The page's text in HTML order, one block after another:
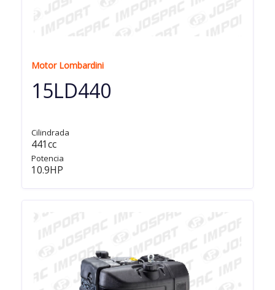
Motor Lombardini
15LD440
Cilindrada
441cc
Potencia
10.9HP